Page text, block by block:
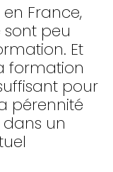
France,
sont peu
Et
formation
pour
pérennité
dans un